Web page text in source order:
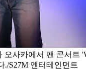
오사카에서 팬 콘서트
./S27M 엔터테인먼트